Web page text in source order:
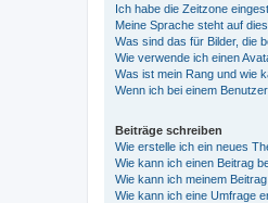
Ich habe die Zeitzone
Meine Sprache steht auf
Was sind das für Bilder, die
Wie verwende ich einen
Was ist mein Rang und wie
Wenn ich bei einem
Beiträge schreiben
Wie erstelle ich ein neues
Wie kann ich einen Beitrag
Wie kann ich meinem
Wie kann ich eine Umfrage